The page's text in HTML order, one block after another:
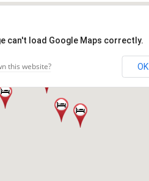
can't load Google Maps correctly.
this website? OK